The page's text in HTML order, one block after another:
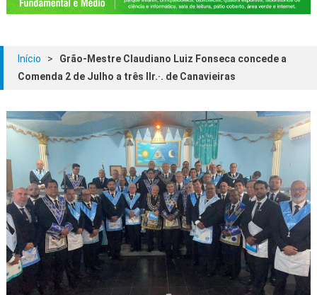
Início >
Grão-Mestre Claudiano Luiz Fonseca concede a
Comenda 2 de Julho a três IIr.·. de Canavieiras